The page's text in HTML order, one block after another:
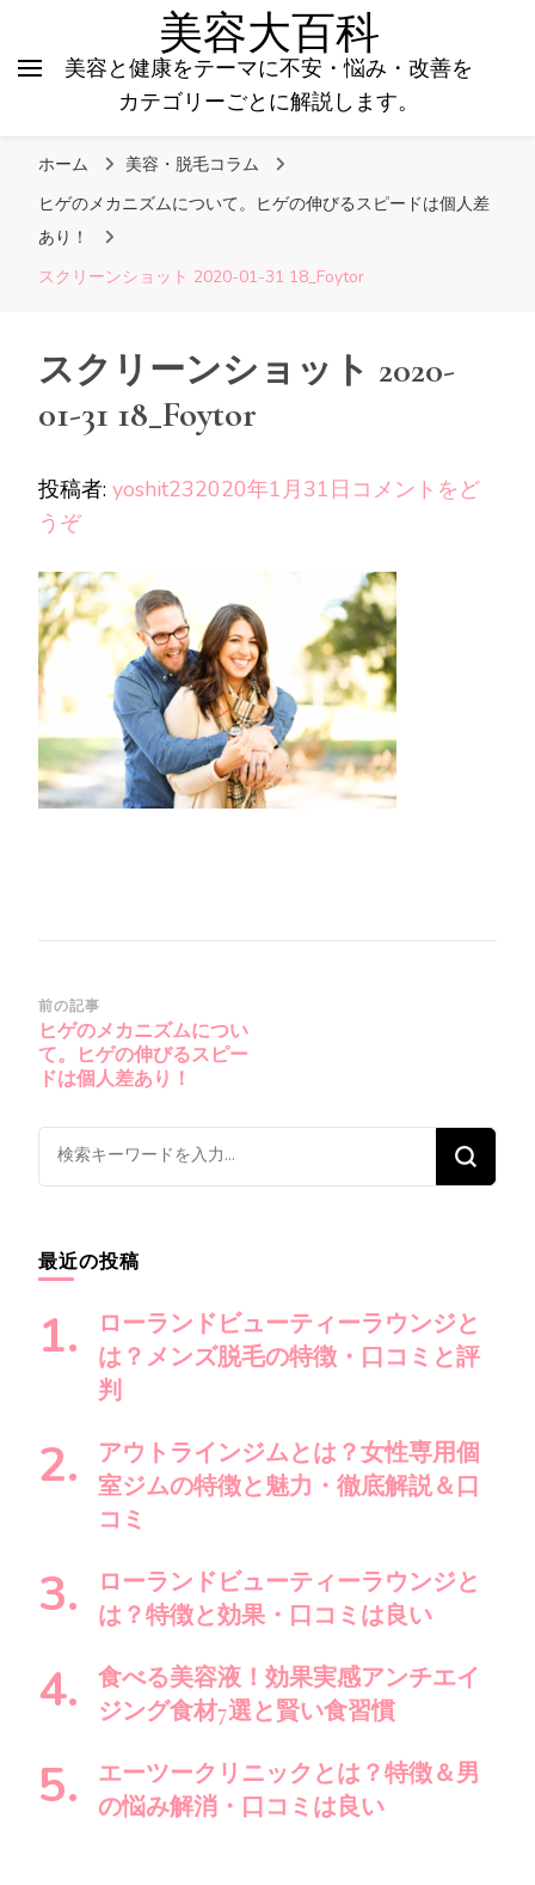
美容大百科
美容と健康をテーマに不安・悩み・改善を
カテゴリーごとに解説します。
ホーム
美容・脱毛コラム
ヒゲのメカニズムについて。ヒゲの伸びるスピードは個人差
あり！
スクリーンショット 2020-01-31 18_Foytor
スクリーンショット 2020-
01-31 18_Foytor
投稿者: yoshit232020年1月31日 コメントをど
うぞ(ス
リ
ー
ン
ッ
ト
投
稿
ナ
ゲ
ー
ョ
ン
前の記事
ヒゲのメカニズムについ
て。ヒゲの伸びるスピー
ドは個人差あり！
な
に
お
探
し
で
?
最近の投稿
ローランドビューティーラウンジと
は？メンズ脱毛の特徴・口コミと評
判
アウトラインジムとは？女性専用個
室ジムの特徴と魅力・徹底解説＆口
コミ
ローランドビューティーラウンジと
は？特徴と効果・口コミは良い
食べる美容液！効果実感アンチエイ
ジング食材7選と賢い食習慣
エーツークリニックとは？特徴＆男
の悩み解消・口コミは良い